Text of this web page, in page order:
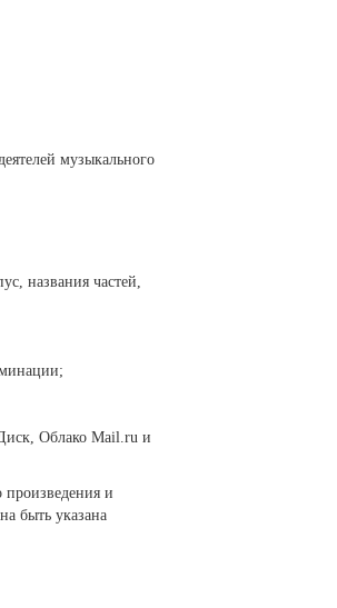
музыкального
названия частей,
Облако Mail.ru и
произведения и
быть указана